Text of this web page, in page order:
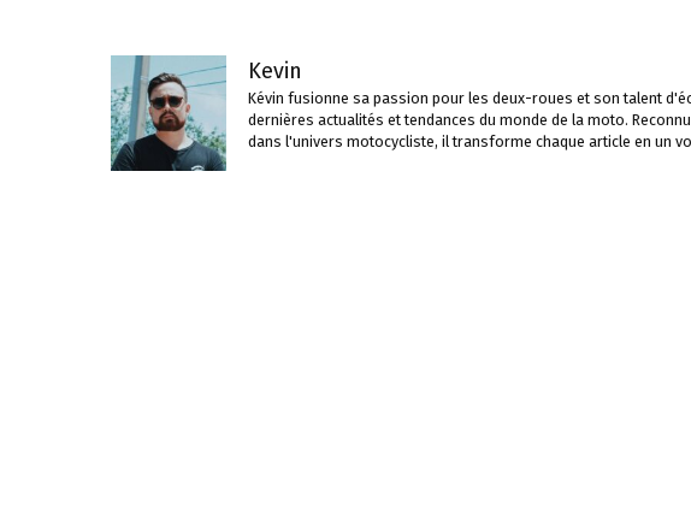
Kevin
Kévin fusionne sa passion pour les deux-roues et son talent
dernières actualités et tendances du monde de la moto.
dans l'univers motocycliste, il transforme chaque article en un